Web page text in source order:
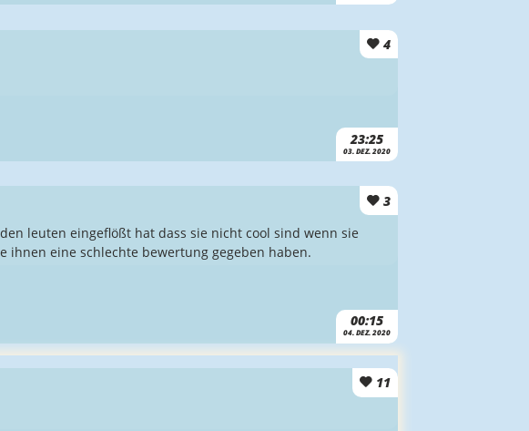
4
23:25
03. DEZ. 2020
3
00:15
04. DEZ. 2020
leuten eingeflößt hat dass sie nicht cool sind wenn sie
ihnen eine schlechte bewertung gegeben haben.
11